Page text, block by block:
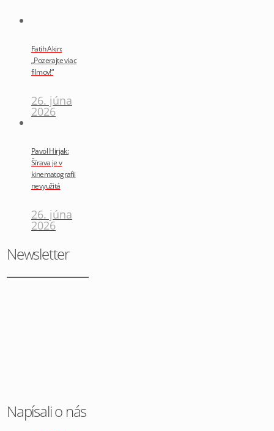
Fatih Akin:
„Pozerajte viac
filmov!“
26. júna
2026
Pavol Hirjak:
Šírava je v
kinematografii
nevyužitá
26. júna
2026
Newsletter
Napísali o nás